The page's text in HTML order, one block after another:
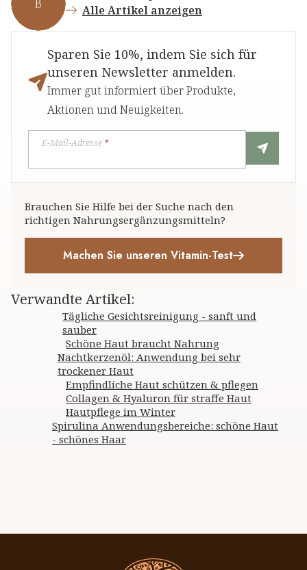
B Alle Artikel anzeigen
Sparen Sie 10%, indem Sie sich für
unseren Newsletter anmelden.
Immer gut informiert über Produkte,
Aktionen und Neuigkeiten.
E-Mail-Adresse *
Brauchen Sie Hilfe bei der Suche nach den
richtigen Nahrungsergänzungsmitteln?
Machen Sie unseren Vitamin-Test
Verwandte Artikel:
Tägliche Gesichtsreinigung - sanft und
sauber
Schöne Haut braucht Nahrung
Nachtkerzenöl: Anwendung bei sehr
trockener Haut
Empfindliche Haut schützen & pflegen
Collagen & Hyaluron für straffe Haut
Hautpflege im Winter
Spirulina Anwendungsbereiche: schöne Haut
- schönes Haar